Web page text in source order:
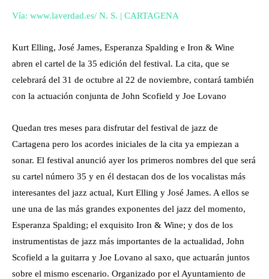
Vía: www.laverdad.es/ N. S. | CARTAGENA
Kurt Elling, José James, Esperanza Spalding e Iron & Wine
abren el cartel de la 35 edición del festival. La cita, que se
celebrará del 31 de octubre al 22 de noviembre, contará también
con la actuación conjunta de John Scofield y Joe Lovano
Quedan tres meses para disfrutar del festival de jazz de
Cartagena pero los acordes iniciales de la cita ya empiezan a
sonar. El festival anunció ayer los primeros nombres del que será
su cartel número 35 y en él destacan dos de los vocalistas más
interesantes del jazz actual, Kurt Elling y José James. A ellos se
une una de las más grandes exponentes del jazz del momento,
Esperanza Spalding; el exquisito Iron & Wine; y dos de los
instrumentistas de jazz más importantes de la actualidad, John
Scofield a la guitarra y Joe Lovano al saxo, que actuarán juntos
sobre el mismo escenario. Organizado por el Ayuntamiento de